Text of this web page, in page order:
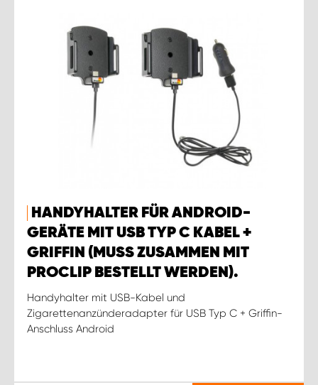
HANDYHALTER FÜR ANDROID-
GERÄTE MIT USB TYP C KABEL +
GRIFFIN (MUSS ZUSAMMEN MIT
PROCLIP BESTELLT WERDEN).
Handyhalter mit USB-Kabel und
Zigarettenanzünderadapter für USB Typ C + Griffin-
Anschluss Android